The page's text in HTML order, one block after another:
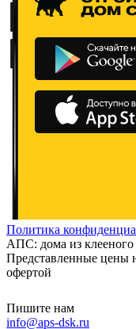
Политика
АПС: дома из
Представленные цены
офертой
Пишите нам
info@aps-dsk.ru